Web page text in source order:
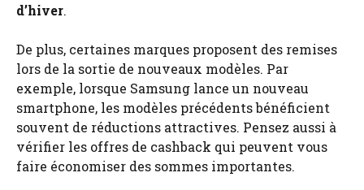
d’hiver.
De plus, certaines marques proposent des remises
lors de la sortie de nouveaux modèles. Par
exemple, lorsque Samsung lance un nouveau
smartphone, les modèles précédents bénéficient
souvent de réductions attractives. Pensez aussi à
vérifier les offres de cashback qui peuvent vous
faire économiser des sommes importantes.